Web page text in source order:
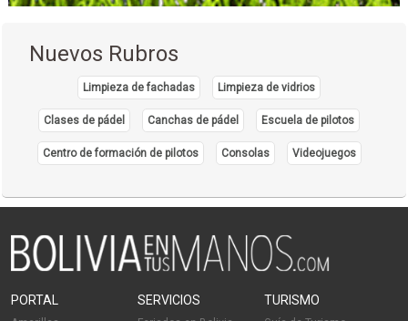
Clínica Dental
Limpieza Dental
Odontología
Prótesis Dentales
Nuevos Rubros
Limpieza de fachadas Limpieza de vidrios
Clases de pádel Canchas de pádel Escuela de pilotos
Centro de formación de pilotos Consolas Videojuegos
PORTAL SERVICIOS TURISMO